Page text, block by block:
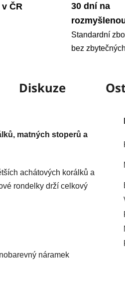
ČR
30 dní na
Standardní
bez
Diskuze
matných stoperů a
achátových korálků a
rondelky drží celkový
náramek